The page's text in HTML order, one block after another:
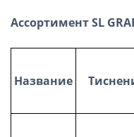
Ассортимент SL
Название